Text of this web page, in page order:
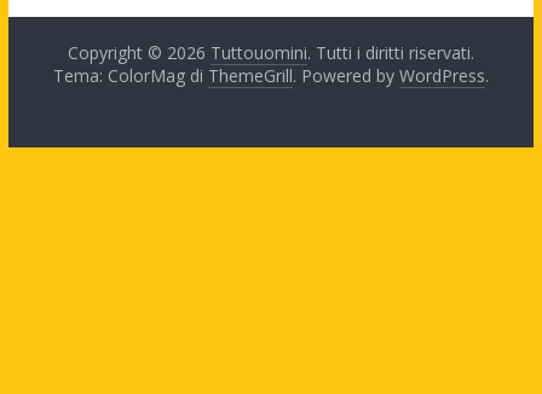
Copyright © 2026 Tuttouomini. Tutti i diritti riservati.
Tema: ColorMag di ThemeGrill. Powered by WordPress.